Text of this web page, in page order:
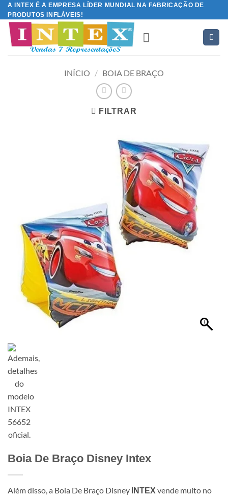
Skip
to
content
A INTEX É A EMPRESA LÍDER MUNDIAL NA FABRICAÇÃO DE
PRODUTOS INFLÁVEIS!
INÍCIO / BOIA DE BRAÇO
FILTRAR
Boia De Braço Disney Intex
Além disso, a Boia De Braço Disney INTEX vende muito no